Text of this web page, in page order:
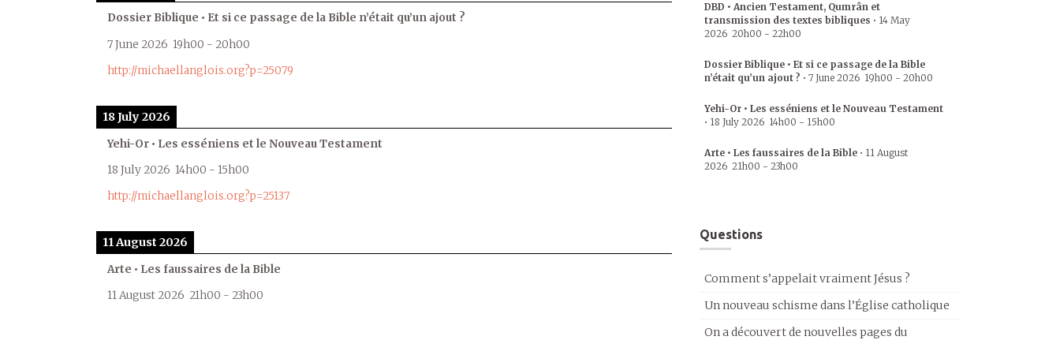
Dossier Biblique • Et si ce passage de la Bible n’était qu’un ajout ?
7 June 2026 19h00 - 20h00
http://michaellanglois.org?p=25079
18 July 2026
Yehi-Or • Les esséniens et le Nouveau Testament
18 July 2026 14h00 - 15h00
http://michaellanglois.org?p=25137
11 August 2026
Arte • Les faussaires de la Bible
11 August 2026 21h00 - 23h00
DBD • Ancien Testament, Qumrân et
transmission des textes bibliques • 14 May
2026 20h00 - 22h00
Dossier Biblique • Et si ce passage de la Bible
n’était qu’un ajout ? • 7 June 2026 19h00 - 20h00
Yehi-Or • Les esséniens et le Nouveau Testament
• 18 July 2026 14h00 - 15h00
Arte • Les faussaires de la Bible • 11 August
2026 21h00 - 23h00
Questions
Comment s’appelait vraiment Jésus ?
Un nouveau schisme dans l’Église catholique
On a découvert de nouvelles pages du